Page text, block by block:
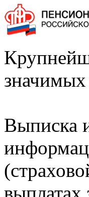
значимых
Выписка
выплатах